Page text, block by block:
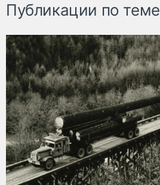
Публикации по теме